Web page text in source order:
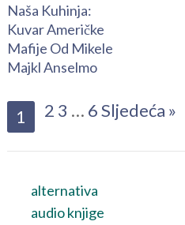
Naša Kuhinja:
Kuvar Američke
Mafije Od Mikele
Majkl Anselmo
1 2 3 … 6Sljedeća »
alternativa
audio knjige